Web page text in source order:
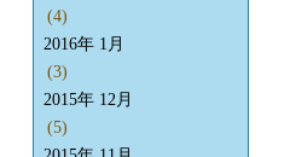
(4)
2016年 1月
(3)
2015年 12月
(5)